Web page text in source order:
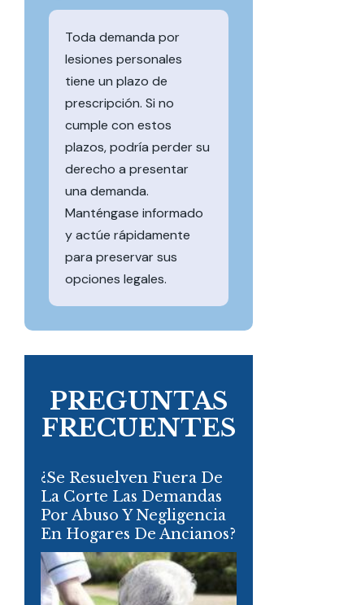
Toda demanda por
lesiones personales
tiene un plazo de
prescripción. Si no
cumple con estos
plazos, podría perder su
derecho a presentar
una demanda.
Manténgase informado
y actúe rápidamente
para preservar sus
opciones legales.
PREGUNTAS
FRECUENTES
¿Se Resuelven Fuera De
La Corte Las Demandas
Por Abuso Y Negligencia
En Hogares De Ancianos?